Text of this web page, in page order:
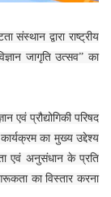
संस्थान द्वारा राष्ट्रीय
जागृति उत्सव” का
एवं प्रौद्योगिकी परिषद
का मुख्य उद्देश्य
एवं अनुसंधान के प्रति
का विस्तार करना